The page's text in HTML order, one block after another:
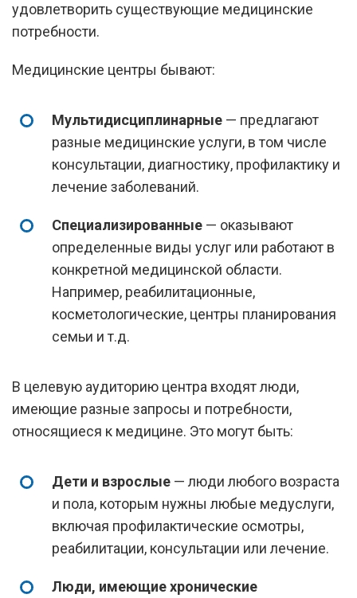
удовлетворить существующие медицинские
потребности.
Медицинские центры бывают:
Мультидисциплинарные — предлагают
разные медицинские услуги, в том числе
консультации, диагностику, профилактику и
лечение заболеваний.
Специализированные — оказывают
определенные виды услуг или работают в
конкретной медицинской области.
Например, реабилитационные,
косметологические, центры планирования
семьи и т.д.
В целевую аудиторию центра входят люди,
имеющие разные запросы и потребности,
относящиеся к медицине. Это могут быть:
Дети и взрослые — люди любого возраста
и пола, которым нужны любые медуслуги,
включая профилактические осмотры,
реабилитации, консультации или лечение.
Люди, имеющие хронические